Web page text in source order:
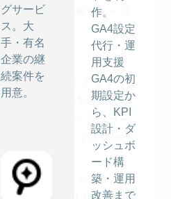
グサービ
ス。大
手・有名
企業の継
続案件を
用意。
作。
GA4設定
代行・運
用支援
GA4の初
期設定か
ら、KPI
設計・ダ
ッシュボ
ード構
築・運用
改善まで
バージョン情報など一旦
スト)では、ことなる２
たいでの訪問を連続して
ドメイン計測）にはサー
利用してドメイン間の訪
様でした。
ラウザやセキュリティソ